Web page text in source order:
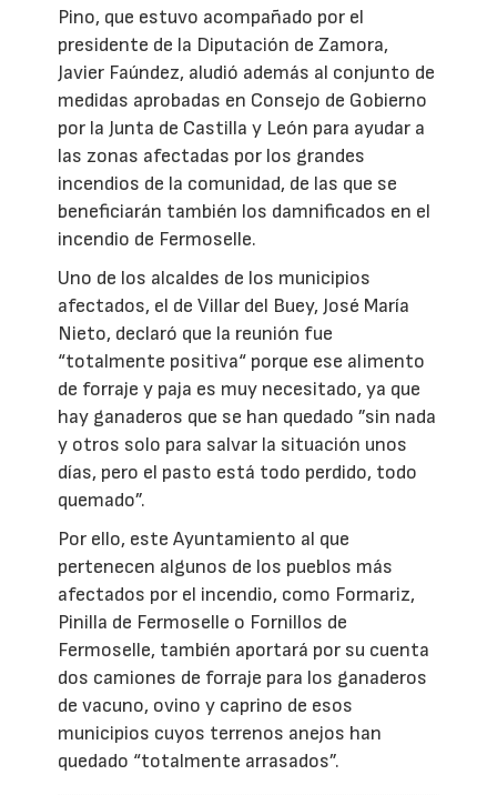
Pino, que estuvo acompañado por el
presidente de la Diputación de Zamora,
Javier Faúndez, aludió además al conjunto de
medidas aprobadas en Consejo de Gobierno
por la Junta de Castilla y León para ayudar a
las zonas afectadas por los grandes
incendios de la comunidad, de las que se
beneficiarán también los damnificados en el
incendio de Fermoselle.
Uno de los alcaldes de los municipios
afectados, el de Villar del Buey, José María
Nieto, declaró que la reunión fue
“totalmente positiva“ porque ese alimento
de forraje y paja es muy necesitado, ya que
hay ganaderos que se han quedado ”sin nada
y otros solo para salvar la situación unos
días, pero el pasto está todo perdido, todo
quemado”.
Por ello, este Ayuntamiento al que
pertenecen algunos de los pueblos más
afectados por el incendio, como Formariz,
Pinilla de Fermoselle o Fornillos de
Fermoselle, también aportará por su cuenta
dos camiones de forraje para los ganaderos
de vacuno, ovino y caprino de esos
municipios cuyos terrenos anejos han
quedado “totalmente arrasados”.